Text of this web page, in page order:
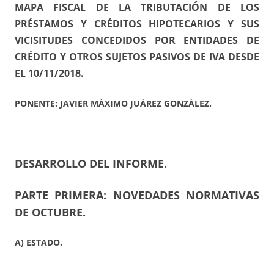
MAPA FISCAL DE LA TRIBUTACIÓN DE LOS
PRÉSTAMOS Y CRÉDITOS HIPOTECARIOS Y SUS
VICISITUDES CONCEDIDOS POR ENTIDADES DE
CRÉDITO Y OTROS SUJETOS PASIVOS DE IVA DESDE
EL 10/11/2018.
PONENTE: JAVIER MÁXIMO JUÁREZ GONZÁLEZ.
DESARROLLO DEL INFORME.
PARTE PRIMERA: NOVEDADES NORMATIVAS
DE OCTUBRE.
A) ESTADO.